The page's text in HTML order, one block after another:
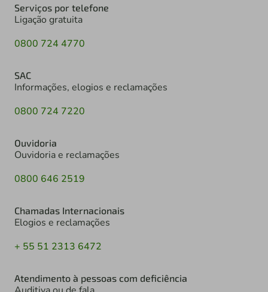
Serviços por telefone
Ligação gratuita
0800 724 4770
SAC
Informações, elogios e reclamações
0800 724 7220
Ouvidoria
Ouvidoria e reclamações
0800 646 2519
Chamadas Internacionais
Elogios e reclamações
+ 55 51 2313 6472
Atendimento à pessoas com deficiência